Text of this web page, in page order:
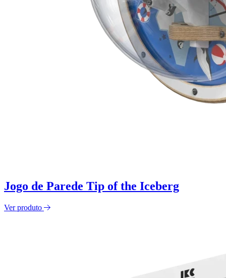
Jogo de Parede Tip of the Iceberg
Ver produto